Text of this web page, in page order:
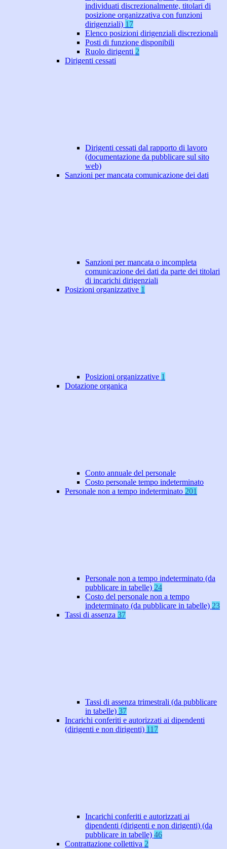
individuati discrezionalmente, titolari di
posizione organizzativa con funzioni
dirigenziali) 17
Elenco posizioni dirigenziali discrezionali
Posti di funzione disponibili
Ruolo dirigenti 2
Dirigenti cessati
Dirigenti cessati dal rapporto di lavoro
(documentazione da pubblicare sul sito
web)
Sanzioni per mancata comunicazione dei dati
Sanzioni per mancata o incompleta
comunicazione dei dati da parte dei titolari
di incarichi dirigenziali
Posizioni organizzative 1
Posizioni organizzative 1
Dotazione organica
Conto annuale del personale
Costo personale tempo indeterminato
Personale non a tempo indeterminato 201
Personale non a tempo indeterminato (da
pubblicare in tabelle) 24
Costo del personale non a tempo
indeterminato (da pubblicare in tabelle) 23
Tassi di assenza 37
Tassi di assenza trimestrali (da pubblicare
in tabelle) 37
Incarichi conferiti e autorizzati ai dipendenti
(dirigenti e non dirigenti) 117
Incarichi conferiti e autorizzati ai
dipendenti (dirigenti e non dirigenti) (da
pubblicare in tabelle) 46
Contrattazione collettiva 2